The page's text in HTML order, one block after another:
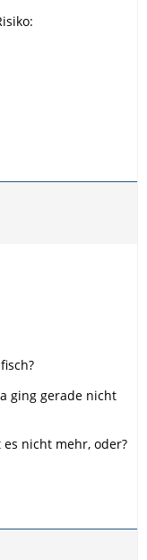
ging gerade nicht
nicht mehr, oder?